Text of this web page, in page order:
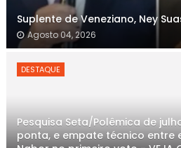
Suplente de Veneziano, Ney
Agosto 04, 2026
DESTAQUE
Pesquisa Seta/Polêmica de
ponta, e empate técnico entre